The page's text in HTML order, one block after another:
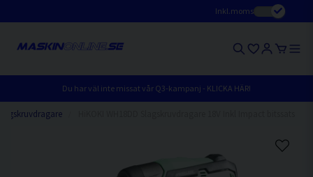
Inkl.moms
Du har väl inte missat vår Q3-kampanj - KLICKA HÄR!